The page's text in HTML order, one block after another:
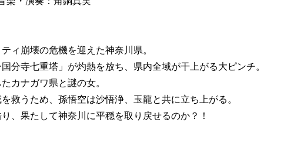
ィ崩壊の危機を迎えた神奈川県。
分寺七重塔」が灼熱を放ち、県内全域が干上がる大ピンチ。
カナガワ県と謎の女。
救うため、孫悟空は沙悟浄、玉龍と共に立ち上がる。
、果たして神奈川に平穏を取り戻せるのか？！